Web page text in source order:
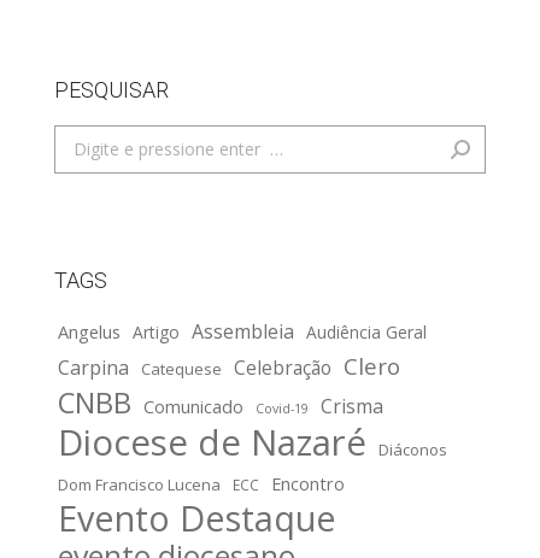
PESQUISAR
Search:
TAGS
Angelus Artigo Assembleia Audiência Geral
Carpina Catequese Celebração Clero
CNBB Comunicado Covid-19 Crisma
Diocese de Nazaré
Diáconos
Dom Francisco Lucena
ECC Encontro
Evento Destaque